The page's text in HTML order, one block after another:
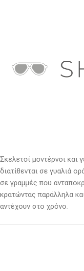
Σκελετοί μοντέρνοι και
διατίθενται σε γυαλιά
σε γραμμές που
κρατώντας παράλληλα
αντέχουν στο χρόνο.